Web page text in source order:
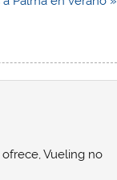
Vueling no